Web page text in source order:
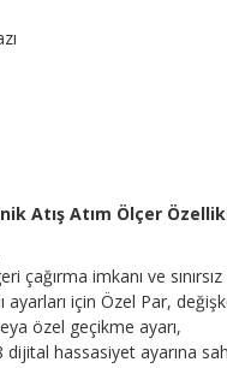
Atış Atım Ölçer
çağırma imkanı ve
için Özel Par,
özel geçikme ayarı,
hassasiyet ayarına